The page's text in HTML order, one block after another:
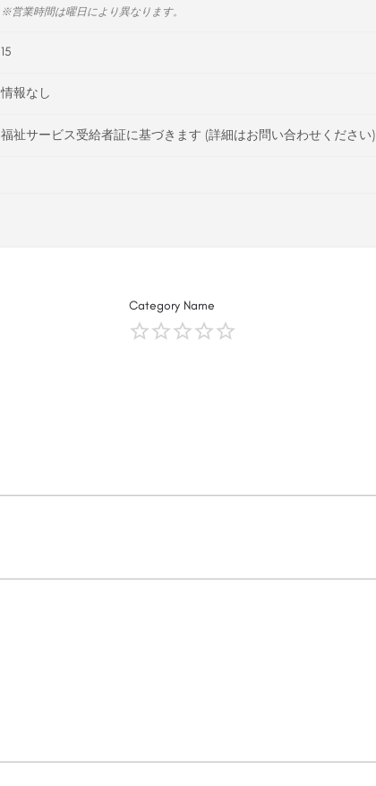
※営業時間は曜日により異なります。
15
情報なし
福祉サービス受給者証に基づきます (詳細はお問い合わせください)
Category Name